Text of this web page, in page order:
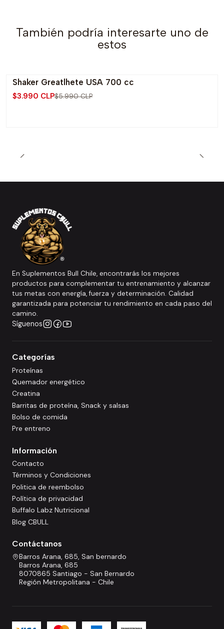
También podría interesarte uno de
estos
-33% OFF
Shaker Greatlhete USA 700 cc
$3.990 CLP$5.990 CLP
En Suplementos Bull Chile, encontrarás los mejores
productos para complementar tu entrenamiento y alcanzar
tus metas con energía, fuerza y determinación. Calidad
garantizada para potenciar tu rendimiento en cada paso del
camino.
Síguenos
Categorías
Proteínas
Quemador energético
Creatina
Barritas de proteína, Snack y salsas
Bolso de comida
Pre entreno
Información
Contacto
Términos y Condiciones
Politica de reembolso
Política de privacidad
Buffalo Labz Nutricional
Blog CBULL
Contáctanos
Barros Arana, 685, San bernardo
Barros Arana, 685
8070865 Santiago - San Bernardo
Región Metropolitana - Chile